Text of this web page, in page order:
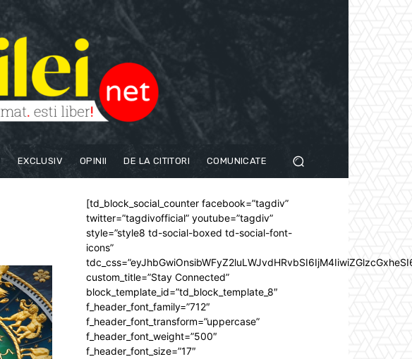
EXCLUSIV OPINII DE LA CITITORI COMUNICATE
[td_block_social_counter facebook=”tagdiv”
twitter=”tagdivofficial” youtube=”tagdiv”
style=”style8 td-social-boxed td-social-font-
icons”
custom_title=”Stay Connected”
block_template_id=”td_block_template_8″
f_header_font_family=”712″
f_header_font_transform=”uppercase”
f_header_font_weight=”500″
f_header_font_size=”17″